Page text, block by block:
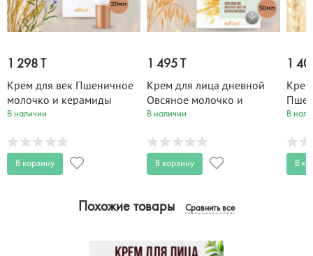
1 298 T
Крем для век Пшеничное
молочко и керамиды
Молочная линия 20 мл
В наличии
В корзину
1 495 T
Крем для лица дневной
Овсяное молочко и
керамиды Молочная
В наличии
В корзину
1
В
В
Похожие товары Сравнить все